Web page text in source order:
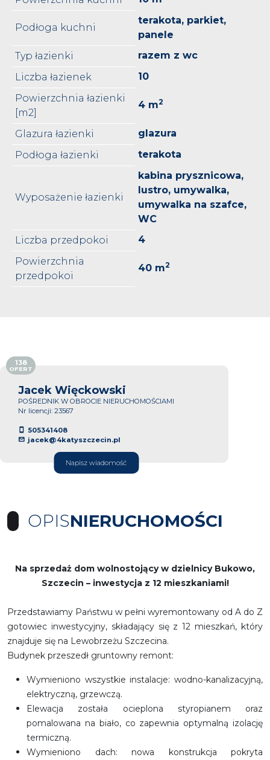
Podłoga kuchni
terakota, parkiet,
panele
Typ łazienki
razem z wc
Liczba łazienek
10
Powierzchnia łazienki
[m2]
4 m2
Glazura łazienki
glazura
Podłoga łazienki
terakota
Wyposażenie łazienki
kabina prysznicowa,
lustro, umywalka,
umywalka na szafce,
WC
Liczba przedpokoi
4
Powierzchnia
przedpokoi
40 m2
Jacek Więckowski
POŚREDNIK W OBROCIE NIERUCHOMOŚCIAMI
Nr licencji: 23567
505341408
jacek@4katyszczecin.pl
Napisz wiadomość
138
OFERT
OPISNIERUCHOMOŚCI
Na sprzedaż dom wolnostojący w dzielnicy Bukowo,
Szczecin – inwestycja z 12 mieszkaniami!
Przedstawiamy Państwu w pełni wyremontowany od A do Z
gotowiec inwestycyjny, składający się z 12 mieszkań, który
znajduje się na Lewobrzeżu Szczecina.
Budynek przeszedł gruntowny remont:
Wymieniono wszystkie instalacje: wodno-kanalizacyjną,
elektryczną, grzewczą.
Elewacja została ocieplona styropianem oraz
pomalowana na biało, co zapewnia optymalną izolację
termiczną.
Wymieniono dach: nowa konstrukcja pokryta